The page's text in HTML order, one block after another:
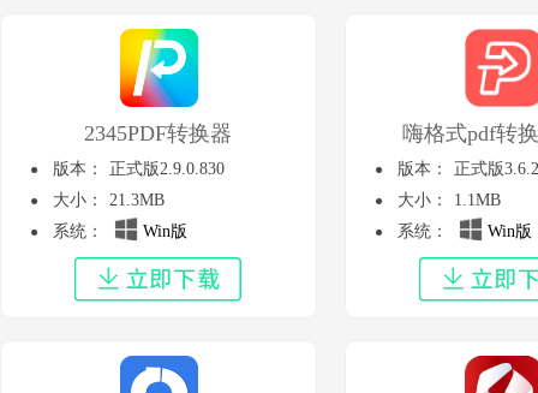
2345PDF转换器
版本：
正式版2.9.0.830
大小：
21.3MB
系统：
Win版
嗨格式pdf转
版本：
正式版
大小：
1.1MB
系统：
Win版